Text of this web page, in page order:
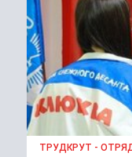
ТРУДКРУТ -